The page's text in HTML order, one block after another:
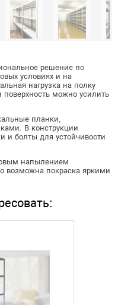
решение по
условиях и на
нагрузка на полку
поверхность можно усилить
планки,
В конструкции
и болты для устойчивости
напылением
возможна покраска яркими